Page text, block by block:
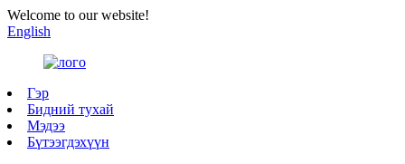
Welcome to our website!
English
Гэр
Бидний тухай
Мэдээ
Бүтээгдэхүүн